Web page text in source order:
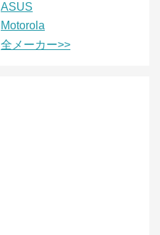
ASUS
Motorola
全メーカー>>